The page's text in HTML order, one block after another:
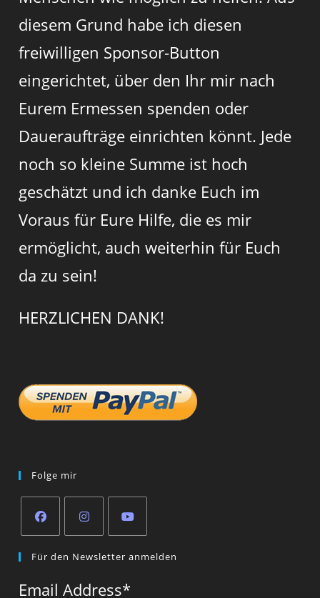
diesem Grund habe ich diesen
freiwilligen Sponsor-Button
eingerichtet, über den Ihr mir nach
Eurem Ermessen spenden oder
Daueraufträge einrichten könnt. Jede
noch so kleine Summe ist hoch
geschätzt und ich danke Euch im
Voraus für Eure Hilfe, die es mir
ermöglicht, auch weiterhin für Euch
da zu sein!
HERZLICHEN DANK!
Folge mir
in
in
in
Für den Newsletter anmelden
Email Address*